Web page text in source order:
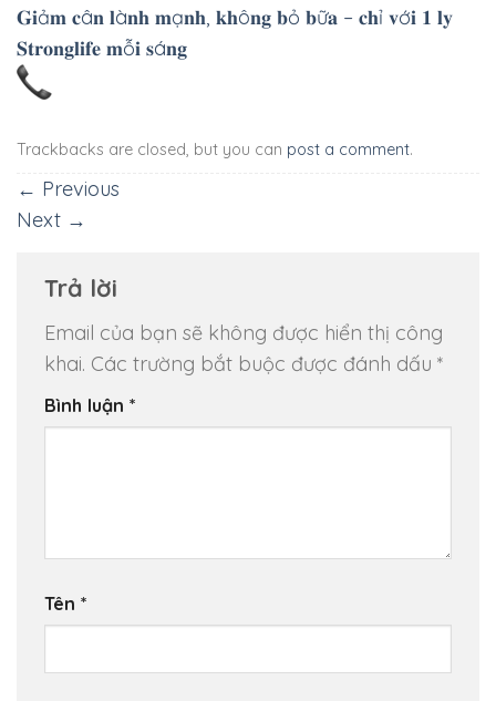
𝐆𝐢ả𝐦 𝐜â𝐧 𝐥à𝐧𝐡 𝐦ạ𝐧𝐡, 𝐤𝐡ô𝐧𝐠 𝐛ỏ 𝐛ữ𝐚 – 𝐜𝐡ỉ 𝐯ớ𝐢 𝟏 𝐥𝐲
𝐒𝐭𝐫𝐨𝐧𝐠𝐥𝐢𝐟𝐞 𝐦ỗ𝐢 𝐬á𝐧𝐠
Trackbacks are closed, but you can post a comment.
← Previous
Next →
Trả lời
Email của bạn sẽ không được hiển thị công
khai. Các trường bắt buộc được đánh dấu *
Bình luận *
Tên *